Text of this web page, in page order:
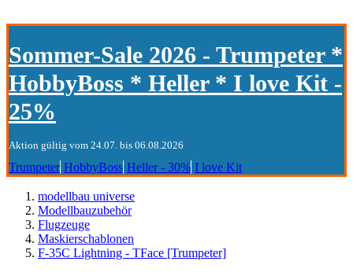
Sommer-Sale 2026 - Trumpeter *
HobbyBoss * Heller * I love Kit -
25%
Aktion gültig vom 24.07. bis 06.08.2026
Trumpeter HobbyBoss Heller - 30% I love Kit
modellbau universe
Modellbauzubehör
Flugzeuge
Maskierschablonen
F-35C Lightning - TFace [Trumpeter]